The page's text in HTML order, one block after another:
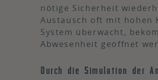
nötige Sicherheit
Austausch oft mit hohen
System überwacht,
Abwesenheit geöffnet
Durch die Simulation der